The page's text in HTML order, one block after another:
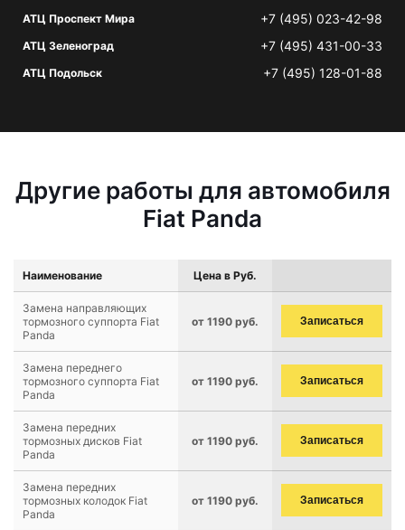
АТЦ Проспект Мира +7 (495) 023-42-98
АТЦ Зеленоград +7 (495) 431-00-33
АТЦ Подольск +7 (495) 128-01-88
Другие работы для автомобиля
Fiat Panda
Наименование Цена в Руб.
Замена направляющих
тормозного суппорта Fiat
Panda
от 1190 руб. Записаться
Замена переднего
тормозного суппорта Fiat
Panda
от 1190 руб. Записаться
Замена передних
тормозных дисков Fiat
Panda
от 1190 руб. Записаться
Замена передних
тормозных колодок Fiat
Panda
от 1190 руб. Записаться